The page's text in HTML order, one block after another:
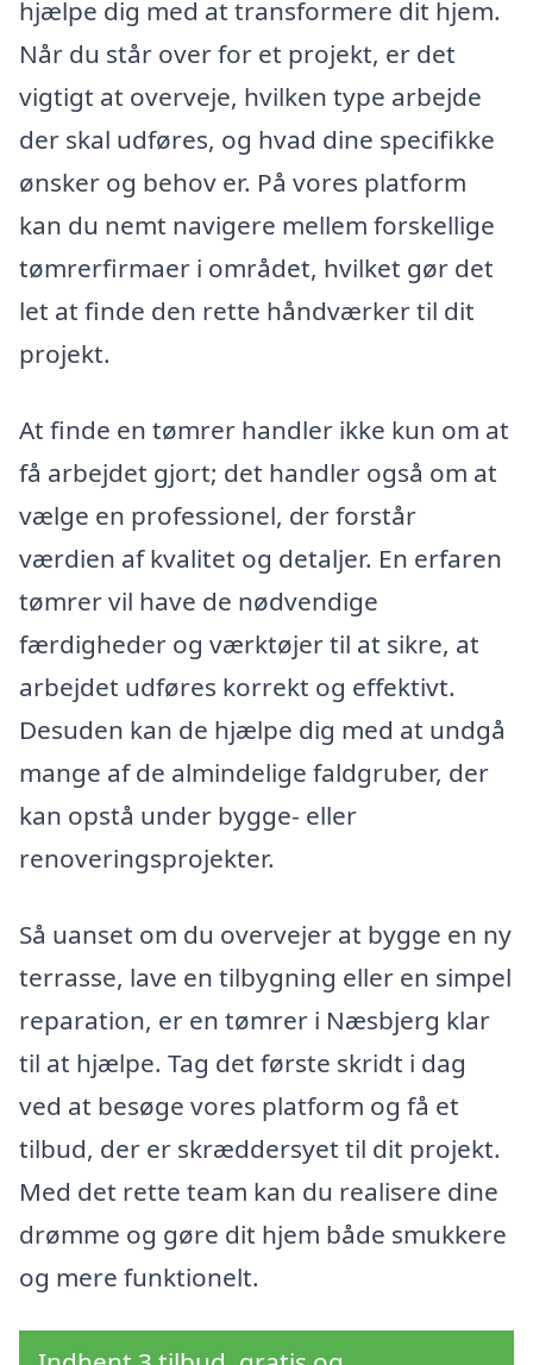
hjælpe dig med at transformere dit hjem.
Når du står over for et projekt, er det
vigtigt at overveje, hvilken type arbejde
der skal udføres, og hvad dine specifikke
ønsker og behov er. På vores platform
kan du nemt navigere mellem forskellige
tømrerfirmaer i området, hvilket gør det
let at finde den rette håndværker til dit
projekt.
At finde en tømrer handler ikke kun om at
få arbejdet gjort; det handler også om at
vælge en professionel, der forstår
værdien af kvalitet og detaljer. En erfaren
tømrer vil have de nødvendige
færdigheder og værktøjer til at sikre, at
arbejdet udføres korrekt og effektivt.
Desuden kan de hjælpe dig med at undgå
mange af de almindelige faldgruber, der
kan opstå under bygge- eller
renoveringsprojekter.
Så uanset om du overvejer at bygge en ny
terrasse, lave en tilbygning eller en simpel
reparation, er en tømrer i Næsbjerg klar
til at hjælpe. Tag det første skridt i dag
ved at besøge vores platform og få et
tilbud, der er skræddersyet til dit projekt.
Med det rette team kan du realisere dine
drømme og gøre dit hjem både smukkere
og mere funktionelt.